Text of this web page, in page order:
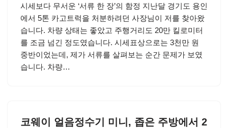
시세보다 무서운 ‘서류 한 장’의 함정 지난달 경기도 용인
에서 5톤 카고트럭을 처분하려던 사장님이 저를 찾아왔
습니다. 차량 상태는 좋았고 주행거리도 20만 킬로미터
를 조금 넘긴 정도였습니다. 시세표상으로는 3천만 원
중반이었는데, 제가 서류를 살펴보는 순간 문제가 보였
습니다. 차량…
코웨이 얼음정수기 미니, 좁은 주방에서 2